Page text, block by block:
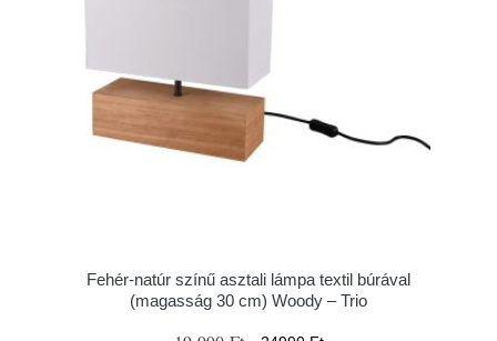
Fehér-natúr színű asztali lámpa textil búrával
(magasság 30 cm) Woody – Trio